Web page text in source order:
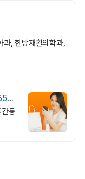
과, 한방재활의학과,
일
동